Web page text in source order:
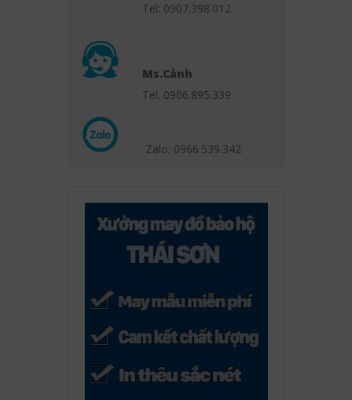
Tel: 0907.398.012
Ms.Cảnh
Tel: 0906.895.339
Zalo: 0966.539.342